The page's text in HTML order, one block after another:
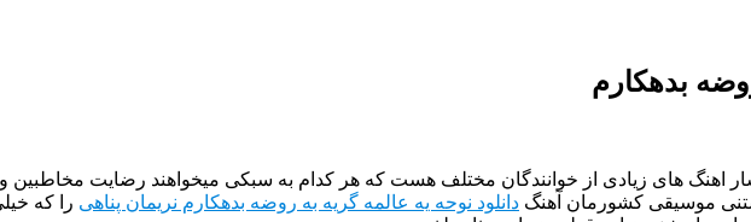
بدهکارم
اهنگ های زیادی از خوانندگان مختلف هست که هر کدام به سبکی میخواهند رضایت مخاطبین و
موسیقی کشورمان آهنگ دانلود نوحه یه عالمه گریه به روضه بدهکارم نریمان پناهی را که